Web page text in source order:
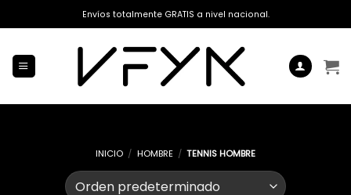
al
Envíos totalmente GRATIS a nivel nacional.
INICIO / HOMBRE / TENNIS HOMBRE